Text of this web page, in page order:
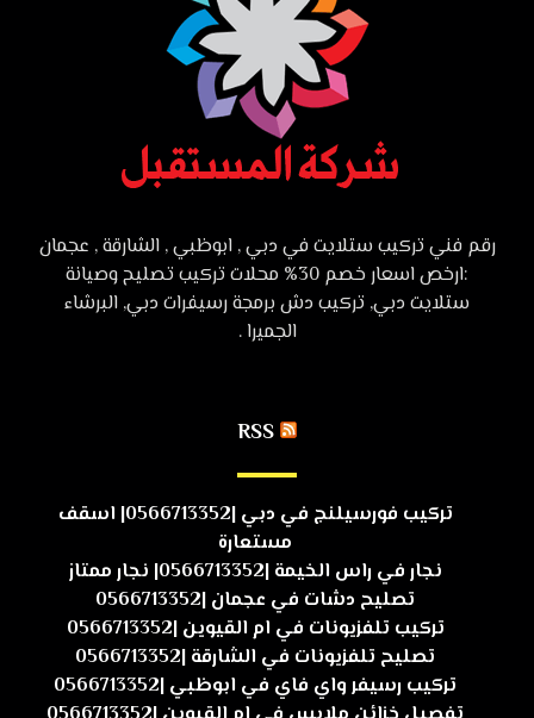
رقم فني تركيب ستلايت في دبي , ابوظبي , الشارقة , عجمان
:ارخص اسعار خصم 30% محلات تركيب تصليح وصيانة
ستلايت دبي, تركيب دش برمجة رسيفرات دبي, البرشاء
الجميرا .
RSS
تركيب فورسيلنج في دبي |0566713352| اسقف
مستعارة
نجار في راس الخيمة |0566713352| نجار ممتاز
تصليح دشات في عجمان |0566713352
تركيب تلفزيونات في ام القيوين |0566713352
تصليح تلفزيونات في الشارقة |0566713352
تركيب رسيفر واي فاي في ابوظبي |0566713352